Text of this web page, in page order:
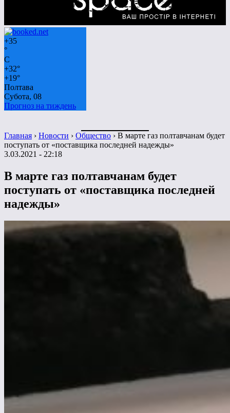
+35
°
C
+32°
+19°
Полтава
Субота, 08
Прогноз на тиждень
Главная › Новости › Общество › В марте газ полтавчанам будет
поступать от «поставщика последней надежды»
3.03.2021 - 22:18
В марте газ полтавчанам будет
поступать от «поставщика последней
надежды»